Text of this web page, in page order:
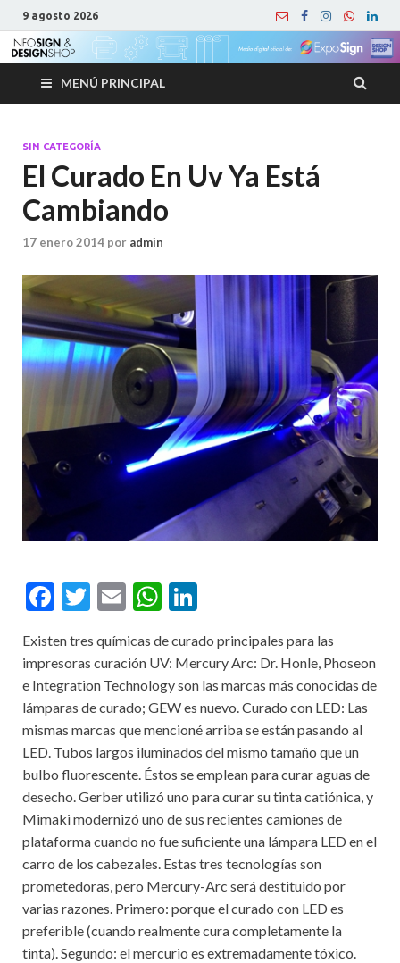
9 agosto 2026
MENÚ PRINCIPAL
SIN CATEGORÍA
El Curado En Uv Ya Está
Cambiando
17 enero 2014 por admin
F
e
b
o
o
k
T
itt
er
E
ai
l
W
at
s
A
p
p
ke
dI
n
Existen tres químicas de curado principales para las
impresoras curación UV: Mercury Arc: Dr. Honle, Phoseon
e Integration Technology son las marcas más conocidas de
lámparas de curado; GEW es nuevo. Curado con LED: Las
mismas marcas que mencioné arriba se están pasando al
LED. Tubos largos iluminados del mismo tamaño que un
bulbo fluorescente. Éstos se emplean para curar aguas de
desecho. Gerber utilizó uno para curar su tinta catiónica, y
Mimaki modernizó uno de sus recientes camiones de
plataforma cuando no fue suficiente una lámpara LED en el
carro de los cabezales. Estas tres tecnologías son
prometedoras, pero Mercury-Arc será destituido por
varias razones. Primero: porque el curado con LED es
preferible (cuando realmente cura completamente la
tinta). Segundo: el mercurio es extremadamente tóxico.